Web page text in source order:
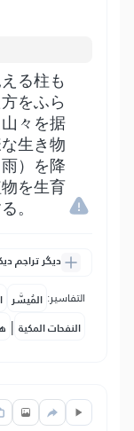
る柱も
をふら
々を据
生き物
）を降
を生育
。
دیگر تراجم
التفاسير: المُيسَّر
النفحات المكية |